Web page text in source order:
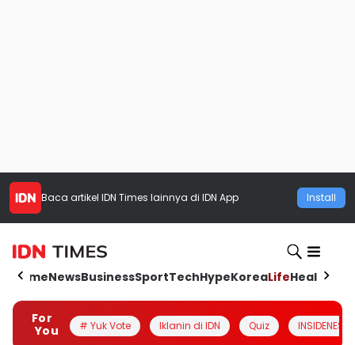
Baca artikel IDN Times lainnya di IDN App Install
HomeNewsBusinessSportTechHypeKoreaLifeHealth
For
You
# Yuk Vote Iklanin di IDN Quiz INSIDENESIA